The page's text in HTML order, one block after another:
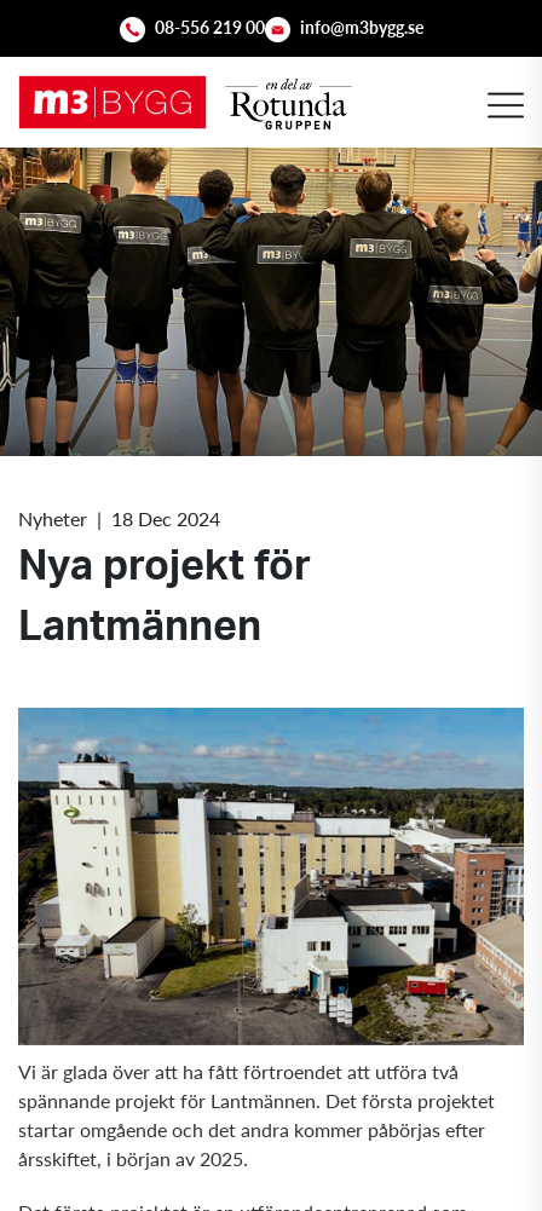
08-556 219 00 info@m3bygg.se
Nyheter | 18 Dec 2024
Nya projekt för
Lantmännen
Vi är glada över att ha fått förtroendet att utföra två
spännande projekt för Lantmännen. Det första projektet
startar omgående och det andra kommer påbörjas efter
årsskiftet, i början av 2025.